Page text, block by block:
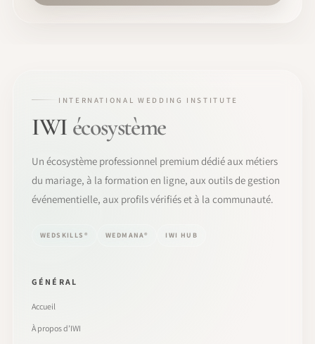
INTERNATIONAL WEDDING INSTITUTE
IWI écosystème
Un écosystème professionnel premium dédié aux métiers
du mariage, à la formation en ligne, aux outils de gestion
événementielle, aux profils vérifiés et à la communauté.
WEDSKILLS® WEDMANA® IWI HUB
GÉNÉRAL
Accueil
À propos d’IWI